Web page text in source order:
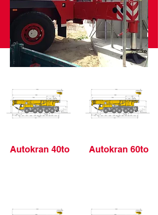
Autokran 40to Autokran 60to